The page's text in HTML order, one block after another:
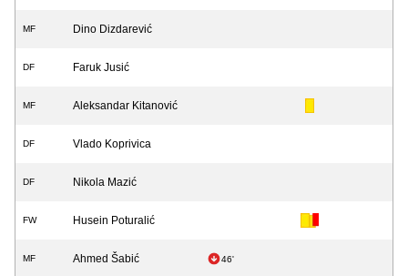
MF Dino Dizdarević
DF Faruk Jusić
MF Aleksandar Kitanović
DF Vlado Koprivica
DF Nikola Mazić
FW Husein Poturalić
MF Ahmed Šabić 46'